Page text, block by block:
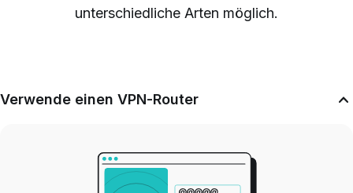
unterschiedliche Arten möglich.
Verwende einen VPN-Router